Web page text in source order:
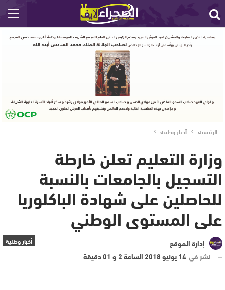
الرئيسية أخبار وطنية
وزارة التعليم تعلن خارطة
التسجيل بالجامعات بالنسبة
للحاصلين على شهادة الباكلوريا
على المستوى الوطني
أخبار وطنية
إدارة الموقع
نشر في14 يونيو 2018 الساعة 2 و 01 دقيقة